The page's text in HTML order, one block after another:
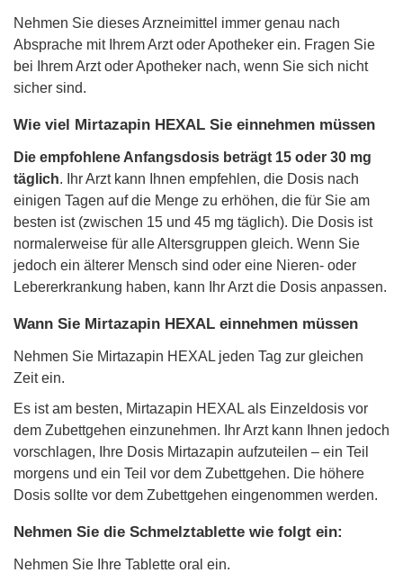
Nehmen Sie dieses Arzneimittel immer genau nach
Absprache mit Ihrem Arzt oder Apotheker ein. Fragen Sie
bei Ihrem Arzt oder Apotheker nach, wenn Sie sich nicht
sicher sind.
Wie viel Mirtazapin HEXAL Sie einnehmen müssen
Die empfohlene Anfangsdosis beträgt 15 oder 30 mg
täglich. Ihr Arzt kann Ihnen empfehlen, die Dosis nach
einigen Tagen auf die Menge zu erhöhen, die für Sie am
besten ist (zwischen 15 und 45 mg täglich). Die Dosis ist
normalerweise für alle Altersgruppen gleich. Wenn Sie
jedoch ein älterer Mensch sind oder eine Nieren- oder
Lebererkrankung haben, kann Ihr Arzt die Dosis anpassen.
Wann Sie Mirtazapin HEXAL einnehmen müssen
Nehmen Sie Mirtazapin HEXAL jeden Tag zur gleichen
Zeit ein.
Es ist am besten, Mirtazapin HEXAL als Einzeldosis vor
dem Zubettgehen einzunehmen. Ihr Arzt kann Ihnen jedoch
vorschlagen, Ihre Dosis Mirtazapin aufzuteilen – ein Teil
morgens und ein Teil vor dem Zubettgehen. Die höhere
Dosis sollte vor dem Zubettgehen eingenommen werden.
Nehmen Sie die Schmelztablette wie folgt ein:
Nehmen Sie Ihre Tablette oral ein.